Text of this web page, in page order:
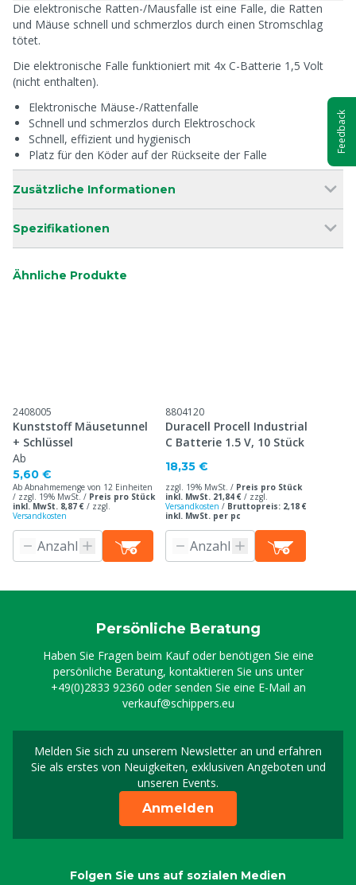
Die elektronische Ratten-/Mausfalle ist eine Falle, die Ratten
und Mäuse schnell und schmerzlos durch einen Stromschlag
tötet.
Die elektronische Falle funktioniert mit 4x C-Batterie 1,5 Volt
(nicht enthalten).
Elektronische Mäuse-/Rattenfalle
Schnell und schmerzlos durch Elektroschock
Schnell, effizient und hygienisch
Platz für den Köder auf der Rückseite der Falle
Zusätzliche Informationen
Spezifikationen
Ähnliche Produkte
2408005
Kunststoff Mäusetunnel
+ Schlüssel
Ab
5,60 €
Ab Abnahmemenge von 12 Einheiten
/ zzgl. 19% MwSt. / Preis pro Stück
inkl. MwSt. 8,87 € / zzgl.
Versandkosten
8804120
Duracell Procell Industrial
C Batterie 1.5 V, 10 Stück
18,35 €
zzgl. 19% MwSt. / Preis pro Stück
inkl. MwSt. 21,84 € / zzgl.
Versandkosten / Bruttopreis: 2,18 €
inkl. MwSt. per pc
Persönliche Beratung
Haben Sie Fragen beim Kauf oder benötigen Sie eine
persönliche Beratung, kontaktieren Sie uns unter
+49(0)2833 92360 oder senden Sie eine E-Mail an
verkauf@schippers.eu
Melden Sie sich zu unserem Newsletter an und erfahren
Sie als erstes von Neuigkeiten, exklusiven Angeboten und
unseren Events.
Melden Sie sich für
Anmelden
Folgen Sie uns auf sozialen Medien
Feedback